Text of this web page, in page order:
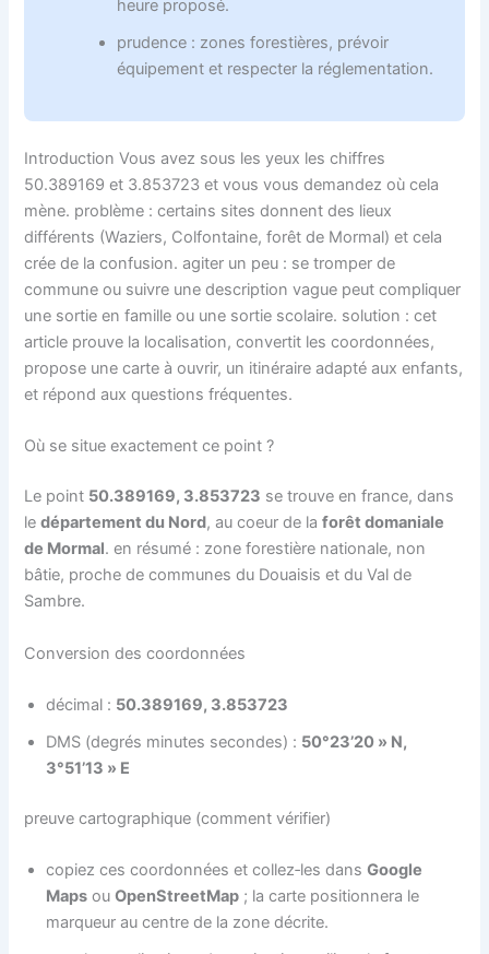
heure proposé.
prudence : zones forestières, prévoir
équipement et respecter la réglementation.
Introduction Vous avez sous les yeux les chiffres
50.389169 et 3.853723 et vous vous demandez où cela
mène. problème : certains sites donnent des lieux
différents (Waziers, Colfontaine, forêt de Mormal) et cela
crée de la confusion. agiter un peu : se tromper de
commune ou suivre une description vague peut compliquer
une sortie en famille ou une sortie scolaire. solution : cet
article prouve la localisation, convertit les coordonnées,
propose une carte à ouvrir, un itinéraire adapté aux enfants,
et répond aux questions fréquentes.
Où se situe exactement ce point ?
Le point 50.389169, 3.853723 se trouve en france, dans
ledépartement du Nord, au coeur de laforêt domaniale
de Mormal. en résumé : zone forestière nationale, non
bâtie, proche de communes du Douaisis et du Val de
Sambre.
Conversion des coordonnées
décimal : 50.389169, 3.853723
DMS (degrés minutes secondes) : 50°23’20 » N,
3°51’13 » E
preuve cartographique (comment vérifier)
copiez ces coordonnées et collez‑les dansGoogle
Maps ouOpenStreetMap ; la carte positionnera le
marqueur au centre de la zone décrite.